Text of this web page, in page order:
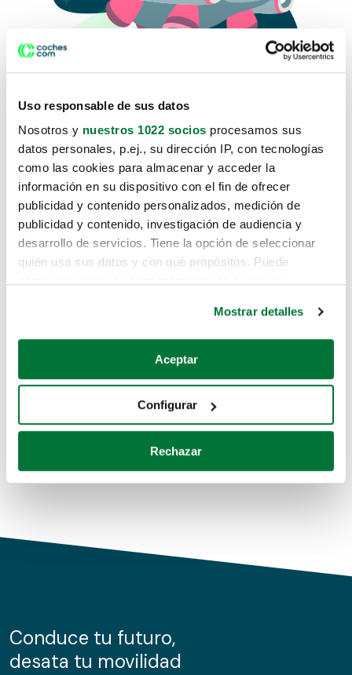
Uso responsable de sus datos
Nosotros y nuestros 1022 socios procesamos sus
datos personales, p.ej., su dirección IP, con tecnologías
como las cookies para almacenar y acceder la
información en su dispositivo con el fin de ofrecer
publicidad y contenido personalizados, medición de
publicidad y contenido, investigación de audiencia y
desarrollo de servicios. Tiene la opción de seleccionar
quién usa sus datos y con qué propósitos. Puede
Si lo permite, también quisiéramos:
Recopilar información sobre su ubicación geográfica
Identificar su dispositivo analizándolo activamente
para buscar características específicas (huellas
Obtenga más información sobre cómo se procesan sus
de cookies.
información sobre el uso que haga del sitio web con
nuestros partners de redes sociales, publicidad y análisis
Mostrar detalles
Aceptar
Configurar
Rechazar
Lo sentimos, no sabemos como
te hemos traido hasta aquí.
Pero puedes encontrar el coche que estás
buscando en alguno de estos enlaces:
Coches de segunda mano
Coches de km0
Conduce tu futuro,
desata tu movilidad